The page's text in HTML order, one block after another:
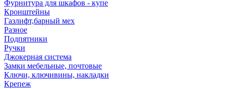
Фурнитура для шкафов - купе
Кронштейны
Газлифт,барный мех
Разное
Подпятники
Ручки
Джокерная система
Замки мебельные, почтовые
Ключи, ключивины, накладки
Крепеж